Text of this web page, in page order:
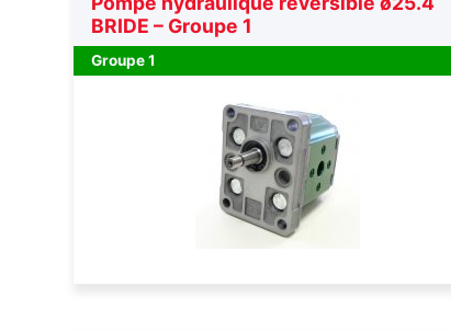
BRIDE – Groupe 1
Groupe 1